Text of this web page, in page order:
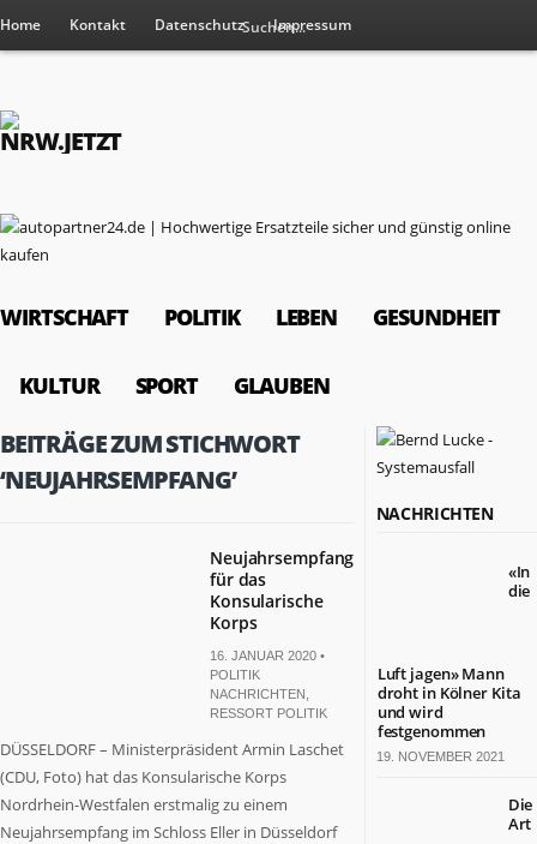
Home Kontakt Datenschutz Impressum
WIRTSCHAFT POLITIK LEBEN GESUNDHEIT
KULTUR SPORT GLAUBEN
BEITRÄGE ZUM STICHWORT
‘NEUJAHRSEMPFANG’
Neujahrsempfang
für das
Konsularische
Korps
16. JANUAR 2020 •
POLITIK
NACHRICHTEN
RESSORT POLITIK
DÜSSELDORF – Ministerpräsident Armin Laschet
(CDU, Foto) hat das Konsularische Korps
Nordrhein-Westfalen erstmalig zu einem
Neujahrsempfang im Schloss Eller in Düsseldorf
NACHRICHTEN
«In
die
Luft jagen» Mann
droht in Kölner Kita
und wird
festgenommen
19. NOVEMBER 2021
Die
Art